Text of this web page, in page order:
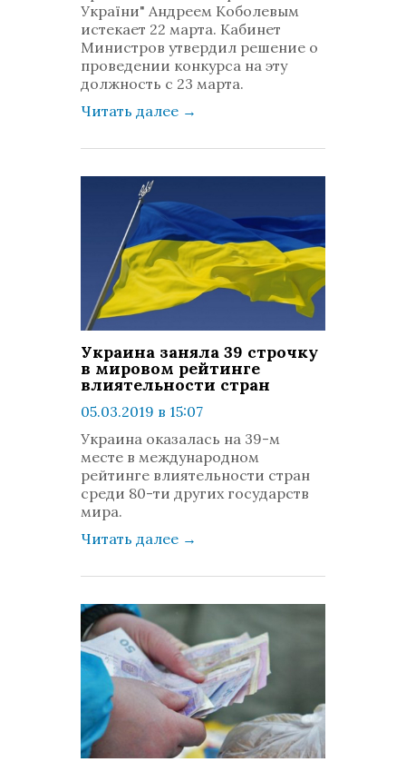
України" Андреем Коболевым
истекает 22 марта. Кабинет
Министров утвердил решение о
проведении конкурса на эту
должность с 23 марта.
Читать далее →
Украина заняла 39 строчку
в мировом рейтинге
влиятельности стран
05.03.2019 в 15:07
комментариев: 0
Украина оказалась на 39-м
месте в международном
рейтинге влиятельности стран
среди 80-ти других государств
мира.
Читать далее →